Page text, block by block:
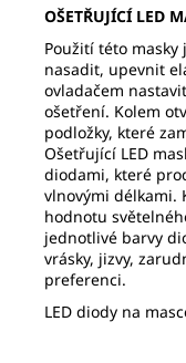
OŠETŘUJÍCÍ LED
Použití této
nasadit, upevnit
ovladačem
ošetření. Kolem
podložky, které
Ošetřující LED
diodami, které
vlnovými délkami.
hodnotu
jednotlivé barvy
vrásky, jizvy,
preferenci.
LED diody na